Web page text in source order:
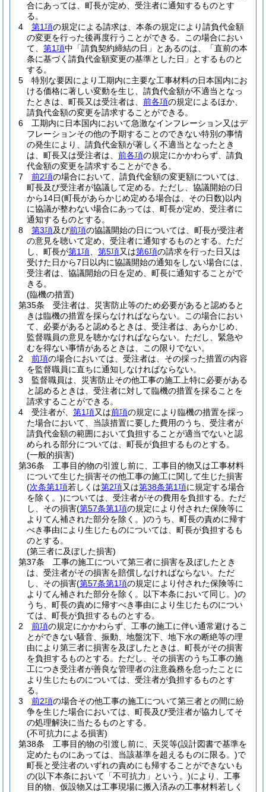
合にあっては、町長が定め、受注者に通知するものとす
る。
4
第1項の規定による請求は、本条の規定により請負代金額
の変更を行った後再度行うことができる。
この場合におい
て、 第1項中「請負契約締結の日」とあるのは、「直前の本
条に基づく請負代金額変更の基準とした日」とするものと
する。
5
特別な要因により工期内に主要な工事材料の日本国内にお
ける価格に著しい変動を生じ、請負代金額が不適当となっ
たときは、町長又は受注者は、 前各項の規定によるほか、
請負代金額の変更を請求することができる。
6
工期内に日本国内において急激なインフレーション又はデ
フレーションその他の予期することのできない特別の事情
の発生により、請負代金額が著しく不適当となったとき
は、町長又は受注者は、 前各項の規定にかかわらず、請負
代金額の変更を請求することができる。
7
前2項の場合において、請負代金額の変更額については、
町長及び受注者が協議して定める。 ただし、協議開始の日
から14日(町長があらかじめ定める場合は、その日数)以内
に協議が整わない場合にあっては、町長が定め、受注者に
通知するものとする。
8
第3項及び前項の協議開始の日については、町長が受注者
の意見を聴いて定め、受注者に通知するものとする。 ただ
し、町長が第1項 第5項又は第6項の請求を行った日又は
受けた日から7日以内に協議開始の通知をしない場合には、
受注者は、協議開始の日を定め、町長に通知することがで
きる。
(臨機の措置)
第35条
受注者は、災害防止等のため必要があると認めると
きは臨機の措置を採らなければならない。
この場合におい
て、必要があると認めるときは、受注者は、あらかじめ、
監督職員の意見を聴かなければならない。 ただし、緊急や
むを得ない事情があるときは、この限りでない。
2
前項の場合においては、受注者は、その採った措置の内容
を監督職員に直ちに通知しなければならない。
3
監督職員は、災害防止その他工事の施工上特に必要がある
と認めるときは、受注者に対して臨機の措置を採ることを
請求することができる。
4
受注者が、 第1項又は前項の規定により臨機の措置を採っ
た場合において、当該措置に要した費用のうち、受注者が
請負代金額の範囲において負担することが適当でないと認
められる部分については、町長が負担するものとする。
(一般的損害)
第36条
工事目的物の引渡し前に、工事目的物又は工事材料
について生じた損害その他工事の施工に関して生じた損害
(次条第1項若しくは第2項又は第38条第1項に規定する場合
を除く。)については、受注者がその費用を負担する。 ただ
し、その損害(第57条第1項の規定により付された保険等に
よりてん補された部分を除く。)のうち、町長の責めに帰す
べき事由により生じたものについては、町長が負担するも
のとする。
(第三者に及ぼした損害)
第37条
工事の施工について第三者に損害を及ぼしたとき
は、受注者がその損害を賠償しなければならない。 ただ
し、その損害(第57条第1項の規定により付された保険等に
よりてん補された部分を除く。以下本条において同じ。)の
うち、町長の責めに帰すべき事由により生じたものについ
ては、町長が負担するものとする。
2
前項の規定にかかわらず、工事の施工に伴い通常避けるこ
とができない騒音、振動、地盤沈下、地下水の断絶等の理
由により第三者に損害を及ぼしたときは、町長がその損害
を負担するものとする。 ただし、その損害のうち工事の施
工につき受注者が善良な管理者の注意義務を怠ったことに
より生じたものについては、受注者が負担するものとす
る。
3
前2項の場合その他工事の施工について第三者との間に紛
争を生じた場合においては、町長及び受注者が協力してそ
の処理解決に当たるものとする。
(不可抗力による損害)
第38条
工事目的物の引渡し前に、天災等(設計図書で基準を
定めたものにあっては、当該基準を超えるものに限る。)で
町長と受注者のいずれの責めにも帰することができないも
の(以下本条において「不可抗力」という。)により、工事
目的物、仮設物又は工事現場に搬入済みの工事材料若しく